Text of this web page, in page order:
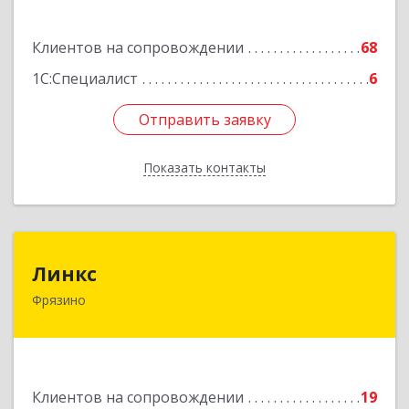
Клиентов на сопровождении
68
1С:Специалист
6
Отправить заявку
Показать контакты
Отправить заявку
Назад
Линкс
Фрязино
Клиентов на сопровождении
19
141190, Московская обл, Фрязино г, Заводской